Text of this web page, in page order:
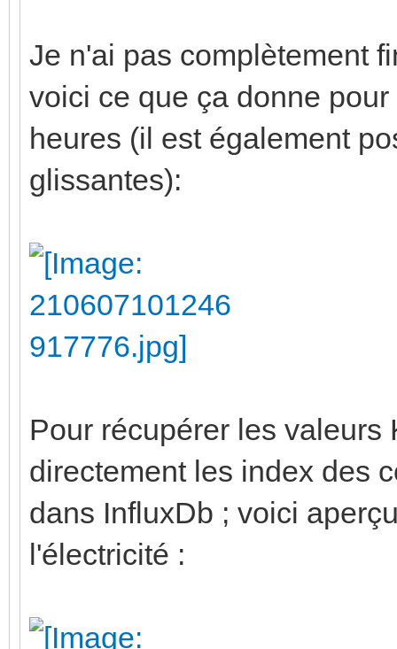
Je n'ai pas complètement
voici ce que ça donne
heures (il est également
glissantes):
Pour récupérer les
directement les index des
dans InfluxDb ; voici
l'électricité :